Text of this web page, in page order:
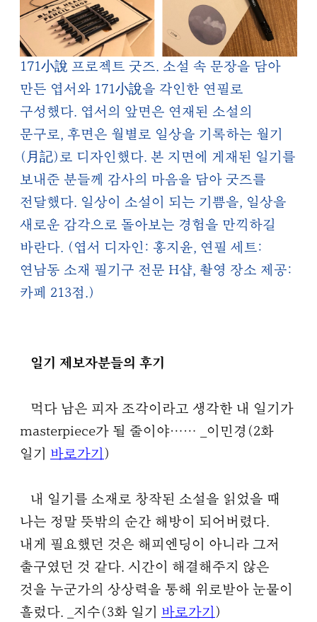
171小說 프로젝트 굿즈. 소설 속 문장을 담아
만든 엽서와 171小說을 각인한 연필로
구성했다. 엽서의 앞면은 연재된 소설의
문구로, 후면은 월별로 일상을 기록하는 월기
(月記)로 디자인했다. 본 지면에 게재된 일기를
보내준 분들께 감사의 마음을 담아 굿즈를
전달했다. 일상이 소설이 되는 기쁨을, 일상을
새로운 감각으로 돌아보는 경험을 만끽하길
바란다. (엽서 디자인: 홍지윤, 연필 세트:
연남동 소재 필기구 전문 H샵, 촬영 장소 제공:
카페 213점.)
일기 제보자분들의 후기
먹다 남은 피자 조각이라고 생각한 내 일기가
masterpiece가 될 줄이야……
_이민경(2화
일기 바로가기)
내 일기를 소재로 창작된 소설을 읽었을 때
나는 정말 뜻밖의 순간 해방이 되어버렸다.
내게 필요했던 것은 해피엔딩이 아니라 그저
출구였던 것 같다. 시간이 해결해주지 않은
것을 누군가의 상상력을 통해 위로받아 눈물이
흘렀다.
_지수(3화 일기 바로가기)